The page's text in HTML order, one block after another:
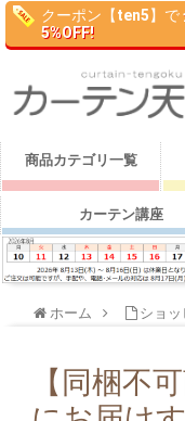
クーポン【ten5】で
5%OFF!
商品カテゴリ一覧
カーテン講座
ホーム ショッ
【同梱不